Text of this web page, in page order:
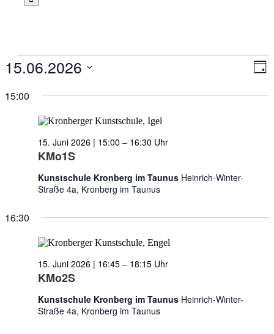
Veranstaltungen
für
Juni
Tag
15.06.2026
wählen.
15:00
KMo1S
15. Juni 2026 | 15:00 – 16:30
Kunstschule Kronberg im Taunus Heinrich-Winter-
Straße 4a, Kronberg im Taunus
16:30
KMo2S
15. Juni 2026 | 16:45 – 18:15
Kunstschule Kronberg im Taunus Heinrich-Winter-
Straße 4a, Kronberg im Taunus